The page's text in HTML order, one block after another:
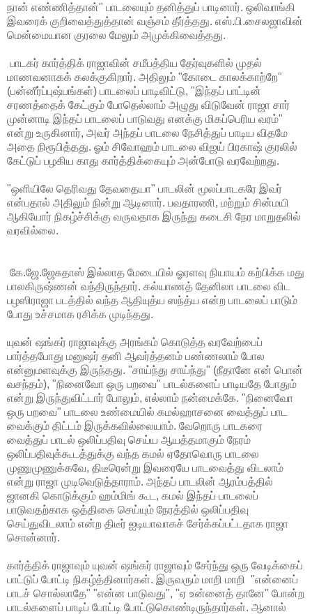
நான் எண்ணித்தான்" பாடலையும் தனித்துப் பாடினார். ஒலிவாங்கி
இவரைக் குறிவைத்துத்தான் வஞ்சம் தீர்த்தது. எஸ்.பி.சைலஜாவின்
மென்மையான குரலை மேலும் அமுக்கிவைத்தது.
பாடகர் கார்த்திக் ராஜாவின் சமீபத்திய தேர்வுகளில் முதல்
மாணவனாகக் கலக்குகிறார். அதிலும் "கோடை காலக்காற்றே"
(பன்னீர்ப்புஷ்பங்கள்) பாடலைப் பாடிவிட்டு, "இந்தப் பாட்டின்
சரணத்தைக் கேட்கும் போதெல்லாம் அழுது விடுவேன் ராஜா சார்
முன்னாடி இந்தப் பாடலைப் பாடுவது எனக்கு மிகப்பெரிய வரம்"
என்று உருகினார், அவர் அந்தப் பாடலை நேசித்துப் பாடிய விதமே
அதை நிரூபித்தது. ஓம் சிவோஹம் பாடலை விஜய் பிரகாஷ் குரலில்
கேட்டுப் பழகிய காது கார்த்திக்கையும் அன்போடு வரவேற்றது.
"ஒளியிலே தெரிவது தேவதையா" பாடலின் மூலப்பாடகரே இவர்
என்பதால் அதிலும் நின்று ஆடினார். பவதாரணி, மற்றும் சின்மயி
ஆகியோர் நிகழ்ச்சிக்கு வருவதாக இருந்து கடைசி நேர மாறுதலில்
வரவில்லை.
கே.ஜே.ஜேசுதாஸ் இல்லாத மேடையில் ஓரளவு நியாயம் கற்பிக்க மது
பாலகிருஷ்ணன் வந்திருந்தார். கல்யாணத் தேனிலா பாடலை விட
பழஸிராஜா படத்தில் வந்த ஆதியுத்ய ஸந்த்ய என்ற பாடலைப் பாடும்
போது உச்சமாக ரசிக்க முடிந்தது.
யுவன் ஷங்கர் ராஜாவுக்கு அரங்கம் கொடுத்த வரவேற்பைப்
பார்த்தபோது மனுஷர் தனி ஆவர்த்தனம் பண்ணலாம் போல
என்னுமளவுக்கு இருந்தது. "சாய்ந்து சாய்ந்து" (நீதானே என் பொன்
வசந்தம்), "நினைவோ ஒரு பறவை" பாடல்களைப் பாடியதே போதும்
என்று இருந்துவிட்டார் போலும், எல்லாம் நன்மைக்கே. "நினைவோ
ஒரு பறவை" பாடலை உண்மையில் கமல்ஹாசனை வைத்துப் பாட
வைக்கும் திட்டம் இருக்கவில்லையாம். வேறொரு பாடகரை
வைத்துப் பாடல் ஒலிப்பதிவு செய்ய ஆயத்தமாகும் நேரம்
ஒலிப்பதிவுக்கூடத்துக்கு வந்த கமல் ஏதோவொரு பாடலை
முணுமுணுக்கவே, திடீரென்று இவரையே பாடவைத்து விடலாம்
என்று ராஜா முடிவெடுத்தாராம். அந்தப் பாடலின் ஆரம்பத்தில்
ஜானகி கொடுக்கும் ஹம்மிங் கூட, கமல் இந்தப் பாடலைப்
பாடுவதற்காக ஒத்திகை செய்யும் நேரத்தில் ஒலிப்பதிவு
செய்துவிடலாம் என்ற திடீர் ஐடியாவாகச் சேர்க்கப்பட்டதாக ராஜா
சொன்னார்.
கார்த்திக் ராஜாவும் யுவன் ஷங்கர் ராஜாவும் சேர்ந்து ஒரு வேடிக்கைப்
பாட்டுப் போட்டி நிகழ்த்தினார்கள். இருவரும் மாறி மாறி "என்னைப்
பாடச் சொல்லாதே" "என்ன பாடுவது", "ஏ உன்னைத் தானே" போன்ற
பாடல்களைப் பாடிப் போட்டி போட்டுகொண்டிருந்தார்கள். ஆனால்